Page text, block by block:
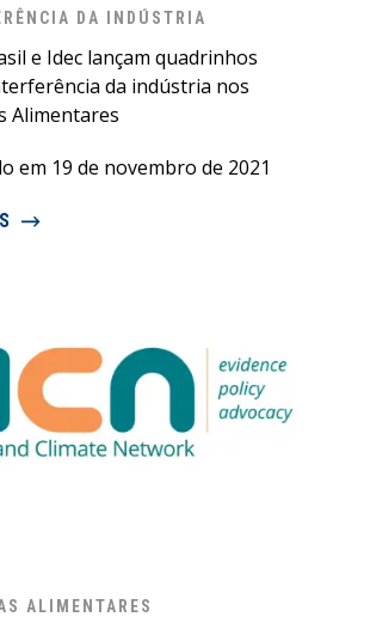
DA INDÚSTRIA
e Idec lançam quadrinhos
da indústria nos
Alimentares
em 19 de novembro de 2021
ALIMENTARES